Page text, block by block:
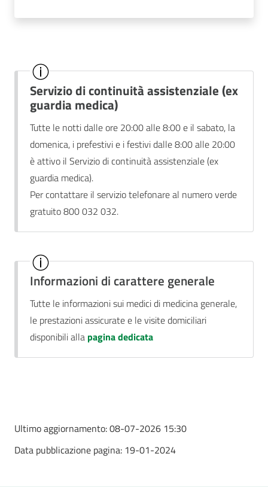
Servizio di continuità assistenziale (ex
guardia medica)
Tutte le notti dalle ore 20:00 alle 8:00 e il sabato, la
domenica, i prefestivi e i festivi dalle 8:00 alle 20:00
è attivo il Servizio di continuità assistenziale (ex
guardia medica).
Per contattare il servizio telefonare al numero verde
gratuito 800 032 032.
Informazioni di carattere generale
Tutte le informazioni sui medici di medicina generale,
le prestazioni assicurate e le visite domiciliari
disponibili alla pagina dedicata
Ultimo aggiornamento:08-07-2026 15:30
Data pubblicazione pagina: 19-01-2024